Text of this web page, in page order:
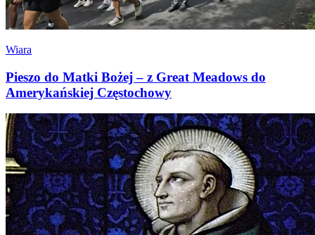
Wiara
Pieszo do Matki Bożej – z Great Meadows do
Amerykańskiej Częstochowy